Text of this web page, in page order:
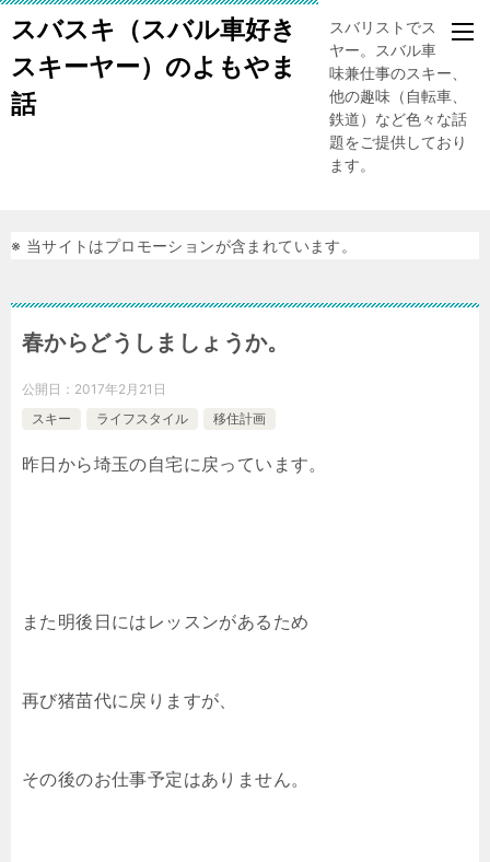
スバスキ（スバル車好き
スキーヤー）のよもやま
話
スバリストでスキー
ヤー。スバル車、趣
味兼仕事のスキー、
他の趣味（自転車、
鉄道）など色々な話
題をご提供しており
ます。
※ 当サイトはプロモーションが含まれています。
春からどうしましょうか。
公開日： 2017年2月21日
スキー
ライフスタイル 移住計画
昨日から埼玉の自宅に戻っています。
また明後日にはレッスンがあるため
再び猪苗代に戻りますが、
その後のお仕事予定はありません。